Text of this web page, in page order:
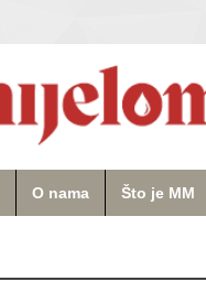
O nama Što je MM